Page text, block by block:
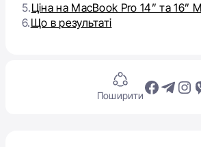
Поширити
5.Ціна на MacBook Pro 14” та 16”
6.Що в результаті